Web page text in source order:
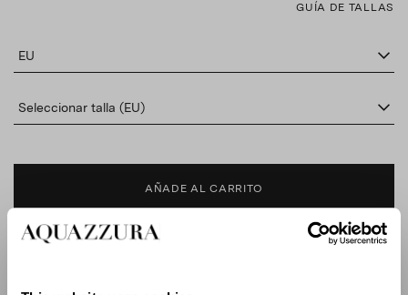
GUÍA DE TALLAS
EU
Seleccionar talla (EU)
AÑADE AL CARRITO